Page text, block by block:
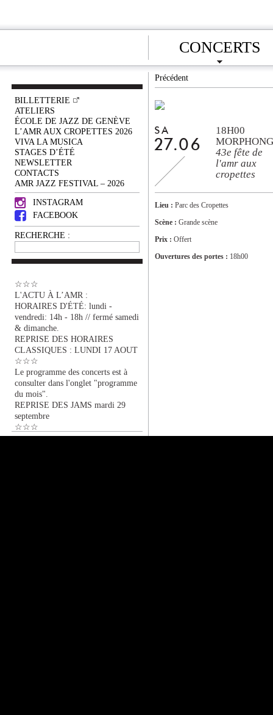
CONCERTS
BILLETTERIE
ATELIERS
ÉCOLE DE JAZZ DE GENÈVE
L’AMR AUX CROPETTES 2026
VIVA LA MUSICA
STAGES D’ÉTÉ
NEWSLETTER
CONTACTS
AMR JAZZ FESTIVAL – 2026
INSTAGRAM
FACEBOOK
RECHERCHE :
☆☆☆
L'ACTU À L’AMR :
HORAIRES D'ÉTÉ: lundi -
vendredi: 14h - 18h // fermé samedi
& dimanche.
REPRISE DES HORAIRES
CLASSIQUES : LUNDI 17 AOUT
☆☆☆
Le programme des concerts est à
consulter dans l'onglet "programme
du mois".
REPRISE DES JAMS mardi 29
septembre
☆☆☆
Précédent
SA
27.06
18H00
MORPHONG
43e fête de
l'amr aux
cropettes
Lieu : Parc des Cropettes
Scène : Grande scène
Prix : Offert
Ouvertures des portes : 18h00